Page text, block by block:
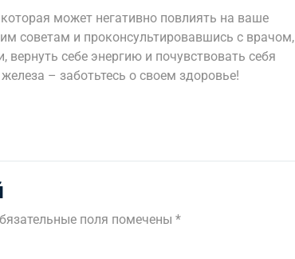
может негативно повлиять на ваше
советам и проконсультировавшись с врачом,
себе энергию и почувствовать себя
– заботьтесь о своем здоровье!
поля помечены *